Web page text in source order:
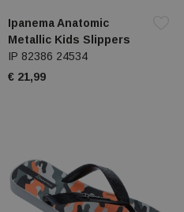
Ipanema Anatomic
Metallic Kids Slippers
IP 82386 24534
€ 21,99